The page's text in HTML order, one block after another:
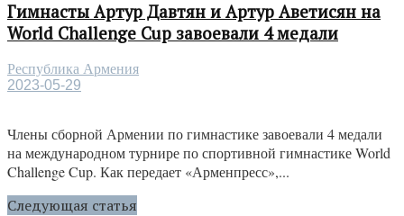
Гимнасты Артур Давтян и Артур Аветисян на
World Challenge Cup завоевали 4 медали
Республика Армения
2023-05-29
Члены сборной Армении по гимнастике завоевали 4 медали
на международном турнире по спортивной гимнастике World
Challenge Cup. Как передает «Арменпресс»,...
Следующая статья